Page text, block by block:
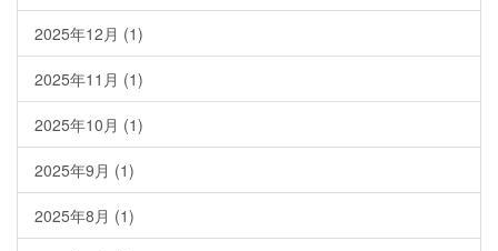
2025年12月 (1)
2025年11月 (1)
2025年10月 (1)
2025年9月 (1)
2025年8月 (1)